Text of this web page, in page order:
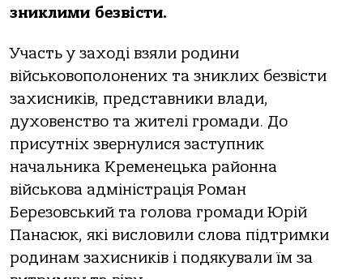
зниклими безвісти.
Участь у заході взяли родини
військовополонених та зниклих безвісти
захисників, представники влади,
духовенство та жителі громади. До
присутніх звернулися заступник
начальника Кременецька районна
військова адміністрація Роман
Березовський та голова громади Юрій
Панасюк, які висловили слова підтримки
родинам захисників і подякували їм за